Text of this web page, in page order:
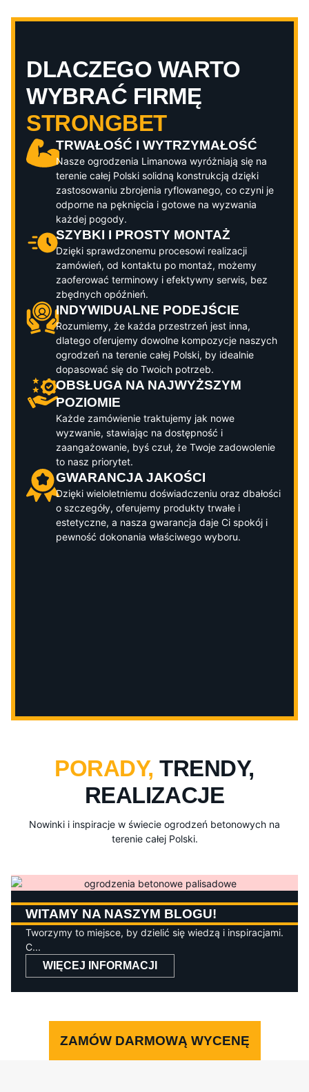
DLACZEGO WARTO
WYBRAĆ FIRMĘ
STRONGBET
TRWAŁOŚĆ I WYTRZYMAŁOŚĆ
Nasze ogrodzenia Limanowa wyróżniają się na
terenie całej Polski solidną konstrukcją dzięki
zastosowaniu zbrojenia ryflowanego, co czyni je
odporne na pęknięcia i gotowe na wyzwania
każdej pogody.
SZYBKI I PROSTY MONTAŻ
Dzięki sprawdzonemu procesowi realizacji
zamówień, od kontaktu po montaż, możemy
zaoferować terminowy i efektywny serwis, bez
zbędnych opóźnień.
INDYWIDUALNE PODEJŚCIE
Rozumiemy, że każda przestrzeń jest inna,
dlatego oferujemy dowolne kompozycje naszych
ogrodzeń na terenie całej Polski, by idealnie
dopasować się do Twoich potrzeb.
OBSŁUGA NA NAJWYŻSZYM
POZIOMIE
Każde zamówienie traktujemy jak nowe
wyzwanie, stawiając na dostępność i
zaangażowanie, byś czuł, że Twoje zadowolenie
to nasz priorytet.
GWARANCJA JAKOŚCI
Dzięki wieloletniemu doświadczeniu oraz dbałości
o szczegóły, oferujemy produkty trwałe i
estetyczne, a nasza gwarancja daje Ci spokój i
pewność dokonania właściwego wyboru.
PORADY,TRENDY,
REALIZACJE
Nowinki i inspiracje w świecie ogrodzeń betonowych na
terenie całej Polski.
WITAMY NA NASZYM BLOGU!
Tworzymy to miejsce, by dzielić się wiedzą i inspiracjami.
C...
WIĘCEJ INFORMACJI
ZAMÓW DARMOWĄ WYCENĘ